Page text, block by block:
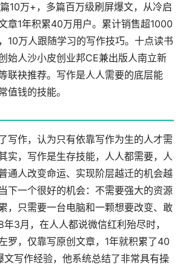
10万+，多篇百万级刷屏爆文，从冷启
章1年积累40万用户。累计销售超1000
10万人跟随学习的写作技巧。十点读书
始人沙小皮创业邦CE兼出版人南立新
联袂推荐。写作是人人需要的底层能
值钱的技能。
写作，认为只有依靠写作为生的人才需
实，写作是生存技能，人人都需要，人
通人改变命运、实现阶层越迁的机会越
下一个很好的机会：不需要强大的资源
，只需要一台电脑和一颗想要改变、敢
3月，在人人都说微信红利殆尽时，
罗，仅靠写原创文章，1年就积累了40
文写作经验，他系统总结了非常具有操